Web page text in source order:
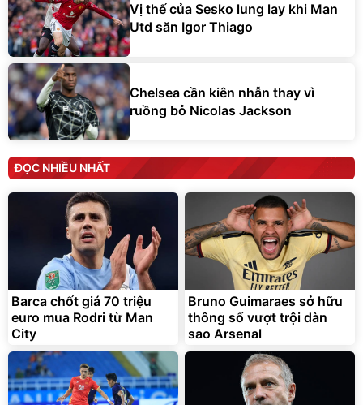
Vị thế của Sesko lung lay khi Man
Utd săn Igor Thiago
Chelsea cần kiên nhẫn thay vì
ruồng bỏ Nicolas Jackson
ĐỌC NHIỀU NHẤT
Barca chốt giá 70 triệu
euro mua Rodri từ Man
City
Bruno Guimaraes sở hữu
thông số vượt trội dàn
sao Arsenal